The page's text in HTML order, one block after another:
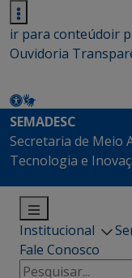
ir para conteúdoir
Ouvidoria
SEMADESC
Secretaria de Meio
Tecnologia e
Institucional
Fale Conosco
Pesquisar